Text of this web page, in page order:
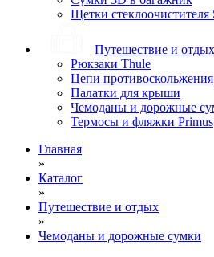
Щетки стеклоочистителя
Путешествие и отдых
Рюкзаки Thule
Цепи противоскольжения
Палатки для крыши
Чемоданы и дорожные
Термосы и фляжки Primus
Главная
»
Каталог
»
Путешествие и отдых
»
Чемоданы и дорожные сумки